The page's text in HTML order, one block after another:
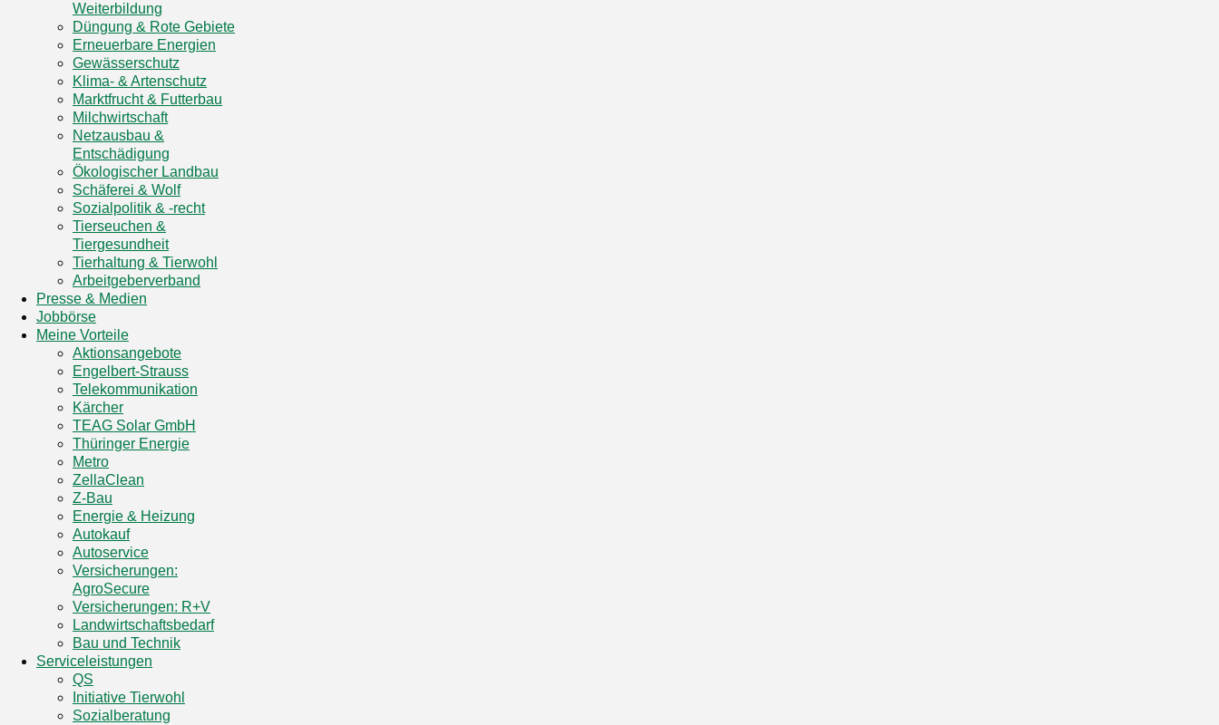
Weiterbildung
Düngung & Rote Gebiete
Erneuerbare Energien
Gewässerschutz
Klima- & Artenschutz
Marktfrucht & Futterbau
Milchwirtschaft
Netzausbau &
Entschädigung
Ökologischer Landbau
Schäferei & Wolf
Sozialpolitik & -recht
Tierseuchen &
Tiergesundheit
Tierhaltung & Tierwohl
Arbeitgeberverband
Presse & Medien
Jobbörse
Meine Vorteile
Aktionsangebote
Engelbert-Strauss
Telekommunikation
Kärcher
TEAG Solar GmbH
Thüringer Energie
Metro
ZellaClean
Z-Bau
Energie & Heizung
Autokauf
Autoservice
Versicherungen:
AgroSecure
Versicherungen: R+V
Landwirtschaftsbedarf
Bau und Technik
Service­­leistungen
QS
Initiative Tierwohl
Sozialberatung